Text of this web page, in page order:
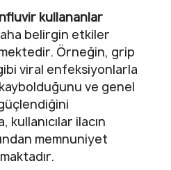
kullananlar
belirgin etkiler
Örneğin, grip
viral enfeksiyonlarla
ve genel
ilacın
memnuniyet